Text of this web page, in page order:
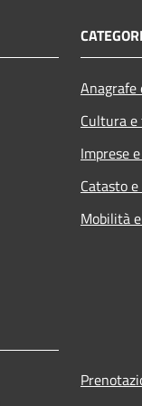
Cultura
Imprese
Catasto
Mobilità